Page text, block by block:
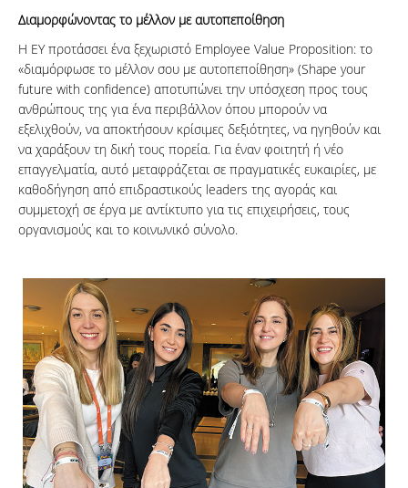
Διαμορφώνοντας το μέλλον με αυτοπεποίθηση
Η EY προτάσσει ένα ξεχωριστό Employee Value Proposition: το
«διαμόρφωσε το μέλλον σου με αυτοπεποίθηση» (Shape your
future with confidence) αποτυπώνει την υπόσχεση προς τους
ανθρώπους της για ένα περιβάλλον όπου μπορούν να
εξελιχθούν, να αποκτήσουν κρίσιμες δεξιότητες, να ηγηθούν και
να χαράξουν τη δική τους πορεία. Για έναν φοιτητή ή νέο
επαγγελματία, αυτό μεταφράζεται σε πραγματικές ευκαιρίες, με
καθοδήγηση από επιδραστικούς leaders της αγοράς και
συμμετοχή σε έργα με αντίκτυπο για τις επιχειρήσεις, τους
οργανισμούς και το κοινωνικό σύνολο.